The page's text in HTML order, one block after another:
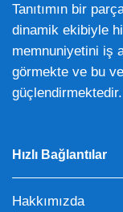
Tanıtımın bir
dinamik ekibiyle
memnuniyetini iş
görmekte ve bu
güçlendirmektedir.
Hızlı Bağlantılar
Hakkımızda